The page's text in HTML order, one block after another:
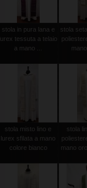
stola in pura lana e
lurex tessuta a telaio
a mano ...
stola
stola misto lino e
lurex sfilata a mano
colore bianco
stola
mano